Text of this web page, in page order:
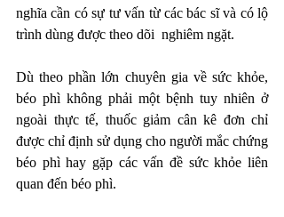
nghĩa cần có sự tư vấn từ các bác sĩ và có lộ
trình dùng được theo dõi  nghiêm ngặt.
Dù theo phần lớn chuyên gia về sức khỏe,
béo phì không phải một bệnh tuy nhiên ở
ngoài thực tế, thuốc giảm cân kê đơn chỉ
được chỉ định sử dụng cho người mắc chứng
béo phì hay gặp các vấn đề sức khỏe liên
quan đến béo phì.